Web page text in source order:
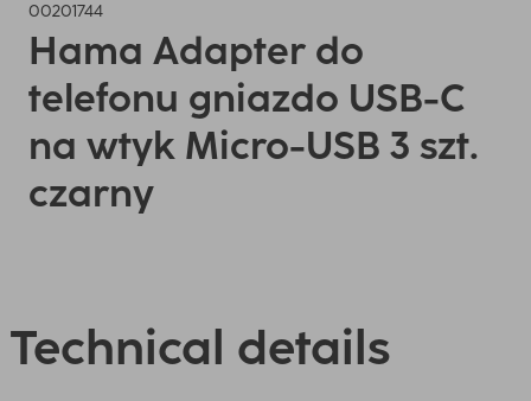
00201744
Hama Adapter do
telefonu gniazdo USB-C
na wtyk Micro-USB 3 szt.
czarny
Technical details